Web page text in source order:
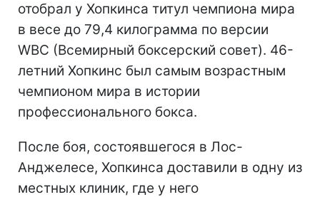
отобрал у Хопкинса титул чемпиона мира
в весе до 79,4 килограмма по версии
WBC (Всемирный боксерский совет). 46-
летний Хопкинс был самым возрастным
чемпионом мира в истории
профессионального бокса.
После боя, состоявшегося в Лос-
Анджелесе, Хопкинса доставили в одну из
местных клиник, где у него